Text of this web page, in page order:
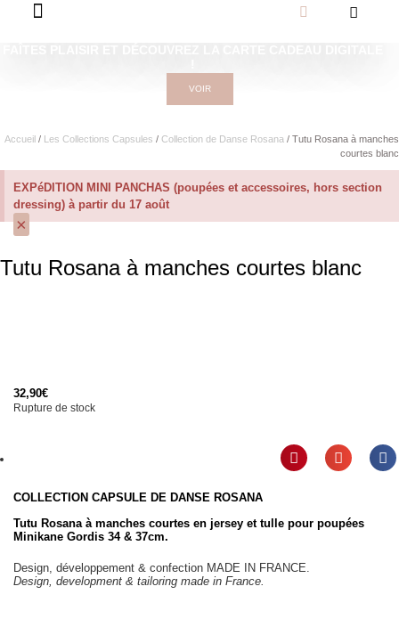
VOIR
Accueil / Les Collections Capsules / Collection de Danse Rosana / Tutu Rosana à manches
courtes blanc
EXPéDITION MINI PANCHAS (poupées et accessoires, hors section
dressing) à partir du 17 août
×
Tutu Rosana à manches courtes blanc
32,90€
Rupture de stock
COLLECTION CAPSULE DE DANSE ROSANA
Tutu Rosana à manches courtes en jersey et tulle pour poupées
Minikane Gordis 34 & 37cm.
Design, développement & confection MADE IN FRANCE.
Design, development & tailoring made in France.